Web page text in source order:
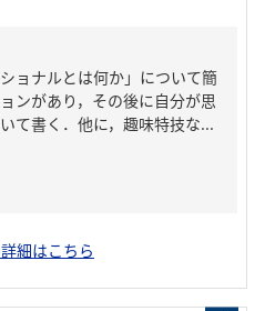
ョナルとは何か」について簡
ンがあり，その後に自分が思
て書く．他に，趣味特技な...
細はこちら